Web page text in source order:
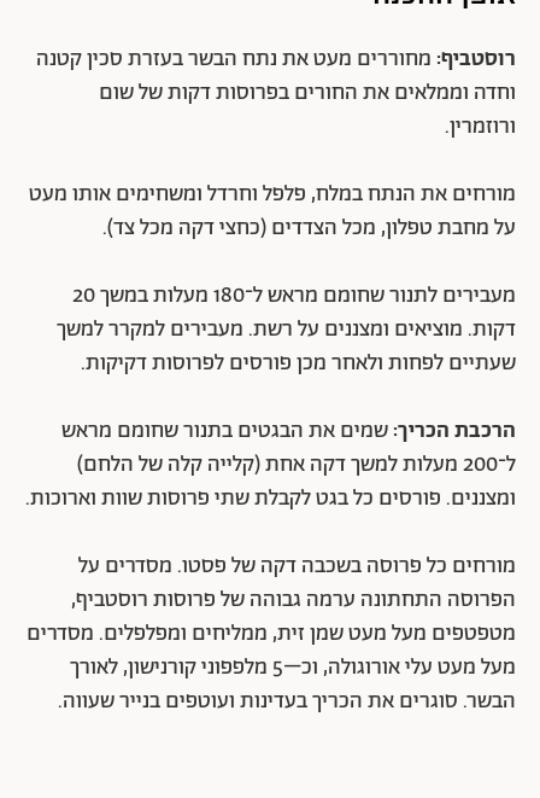
רוסטביף: מחוררים מעט את נתח הבשר בעזרת סכין קטנה
וחדה וממלאים את החורים בפרוסות דקות של שום
ורוזמרין.
מורחים את הנתח במלח, פלפל וחרדל ומשחימים אותו מעט
על מחבת טפלון, מכל הצדדים (כחצי דקה מכל צד).
מעבירים לתנור שחומם מראש ל־180 מעלות במשך 20
דקות. מוציאים ומצננים על רשת. מעבירים למקרר למשך
שעתיים לפחות ולאחר מכן פורסים לפרוסות דקיקות.
הרכבת הכריך:שמים את הבגטים בתנור שחומם מראש
ל־200 מעלות למשך דקה אחת (קלייה קלה של הלחם)
ומצננים. פורסים כל בגט לקבלת שתי פרוסות שוות וארוכות.
מורחים כל פרוסה בשכבה דקה של פסטו. מסדרים על
הפרוסה התחתונה ערמה גבוהה של פרוסות רוסטביף,
מטפטפים מעל מעט שמן זית, ממליחים ומפלפלים. מסדרים
מעל מעט עלי אורוגולה, וכ–5 מלפפוני קורנישון, לאורך
הבשר. סוגרים את הכריך בעדינות ועוטפים בנייר שעווה.